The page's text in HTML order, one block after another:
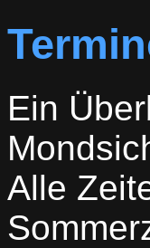
Ein
Alle